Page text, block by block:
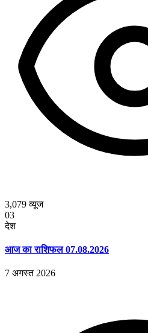
3,079व्यूज
03
देश
आज का राशिफल 07.08.2026
7 अगस्त 2026